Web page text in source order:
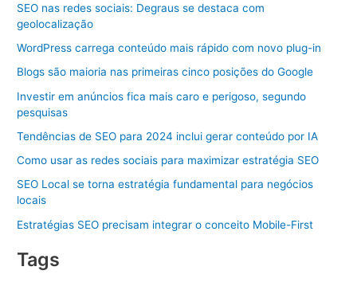
SEO nas redes sociais: Degraus se destaca com
geolocalização
WordPress carrega conteúdo mais rápido com novo plug-in
Blogs são maioria nas primeiras cinco posições do Google
Investir em anúncios fica mais caro e perigoso, segundo
pesquisas
Tendências de SEO para 2024 inclui gerar conteúdo por IA
Como usar as redes sociais para maximizar estratégia SEO
SEO Local se torna estratégia fundamental para negócios
locais
Estratégias SEO precisam integrar o conceito Mobile-First
Tags